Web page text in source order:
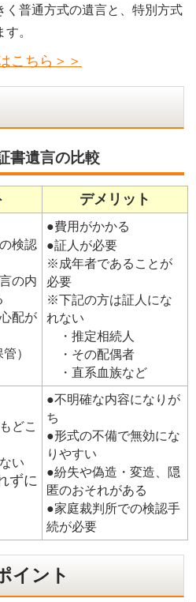
く普通方式の遺言と、特別方式
。
こちら＞＞
書遺言の比較
デメリット
検認
の内
配が
）
●費用がかかる
●証人が必要
※成年者であることが
必要
※下記の方は証人にな
れない
・推定相続人
・その配偶者
・直系血族など
どこ
い
ずに
●不明確な内容になりが
ち
●形式の不備で無効にな
りやすい
●紛失や偽造・変造、隠
匿のおそれがある
●家庭裁判所での検認手
続が必要
イント